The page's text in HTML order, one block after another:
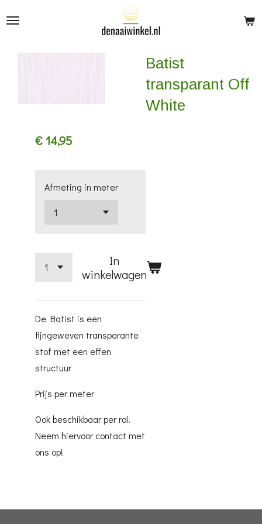
Batist
transparant Off
White
€ 14,95
Afmeting in meter
In
winkelwagen
De Batist is een
fijngeweven transparante
stof met een effen
structuur
Prijs per meter
Ook beschikbaar per rol.
Neem hiervoor contact met
ons op!